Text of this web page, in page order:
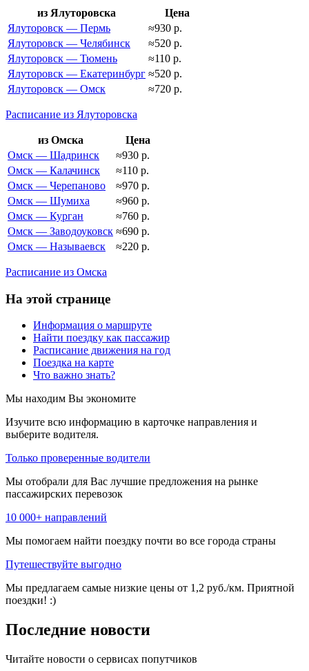
из Ялуторовска
Цена
Ялуторовск — Пермь
≈930 р.
Ялуторовск — Челябинск
≈520 р.
Ялуторовск — Тюмень
≈110 р.
Ялуторовск — Екатеринбург ≈520 р.
Ялуторовск — Омск
≈720 р.
Расписание из Ялуторовска
из Омска
Цена
Омск — Шадринск
≈930 р.
Омск — Калачинск
≈110 р.
Омск — Черепаново
≈970 р.
Омск — Шумиха
≈960 р.
Омск — Курган
≈760 р.
Омск — Заводоуковск ≈690 р.
Омск — Называевск
≈220 р.
Расписание из Омска
На этой странице
Информация о маршруте
Найти поездку как пассажир
Расписание движения на год
Поездка на карте
Что важно знать?
Мы находим Вы экономите
Изучите всю информацию в карточке направления и
выберите водителя.
Только проверенные водители
Мы отобрали для Вас лучшие предложения на рынке
пассажирских перевозок
10 000+ направлений
Мы помогаем найти поездку почти во все города страны
Путешествуйте выгодно
Мы предлагаем самые низкие цены от 1,2 руб./км. Приятной
поездки! :)
Последние новости
Читайте новости о сервисах попутчиков